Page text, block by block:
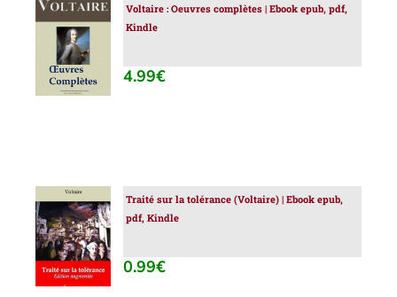
AJOUTER
AU
PANIER
/
DÉTAILS
Voltaire : Oeuvres complètes | Ebook epub, pdf,
Kindle
4.99€
AJOUTER
AU
PANIER
/
DÉTAILS
Traité sur la tolérance (Voltaire) | Ebook epub,
pdf, Kindle
0.99€